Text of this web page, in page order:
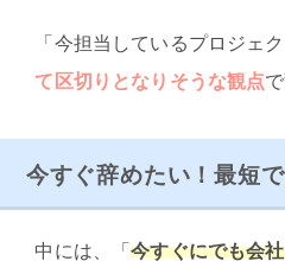
「今担当しているプロジェ
て区切りとなりそうな観点
今すぐ辞めたい！最短
中には、「今すぐにでも会